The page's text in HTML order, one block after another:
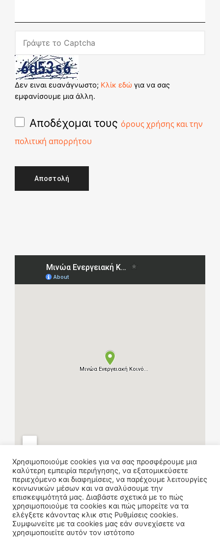
Δεν ειναι ευανάγνωστο; Κλίκ εδώ για να σας
εμφανίσουμε μια άλλη.
Αποδέχομαι τους όρους χρήσης και την
πολιτική απορρήτου
Αποστολή
Χρησιμοποιούμε cookies για να σας προσφέρουμε μια
καλύτερη εμπειρία περιήγησης, να εξατομικεύσετε
περιεχόμενο και διαφημίσεις, να παρέχουμε λειτουργίες
κοινωνικών μέσων και να αναλύσουμε την
επισκεψιμότητά μας. Διαβάστε σχετικά με το πώς
χρησιμοποιούμε τα cookies και πώς μπορείτε να τα
ελέγξετε κάνοντας κλικ στις Ρυθμίσεις cookies.
Συμφωνείτε με τα cookies μας εάν συνεχίσετε να
χρησιμοποιείτε αυτόν τον ιστότοπο